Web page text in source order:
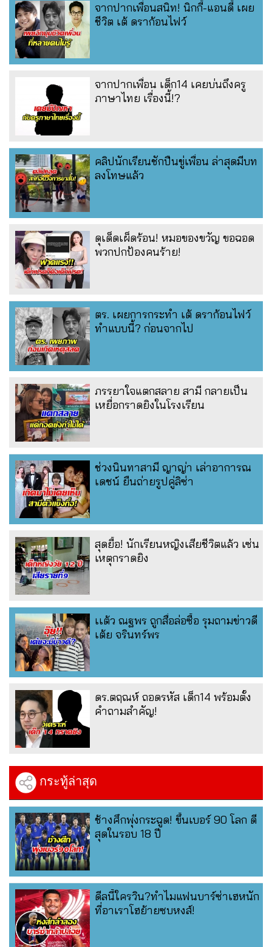
จากปากเพื่อนสนิท! นิกกี้-แอนดี้ เผย
ชีวิต เต้ ดราก้อนไฟว์
จากปากเพื่อน เด็ก14 เคยบ่นถึงครู
ภาษาไทย เรื่องนี้!?
คลิปนักเรียนชักปืนขู่เพื่อน ล่าสุดมีบท
ลงโทษแล้ว
ดุเด็ดเผ็ดร้อน! หมอของขวัญ ขอฉอด
พวกปกป้องคนร้าย!
ตร. เผยการกระทำ เต้ ดราก้อนไฟว์
ทำแบบนี้? ก่อนจากไป
ภรรยาใจแตกสลาย สามี กลายเป็น
เหยื่อกราดยิงในโรงเรียน
ช่วงนินทาสามี ญาญ่า เล่าอาการณ
เดชน์ ยืนถ่ายรูปคู่ลิซ่า
สุดยื้อ! นักเรียนหญิงเสียชีวิตแล้ว เซ่น
เหตุกราดยิง
เเต้ว ณฐพร ถูกสื่อล่อซื้อ รุมถามข่าวดี
เต้ย จรินทร์พร
ดร.ตฤณห์ ถอดรหัส เด็ก14 พร้อมตั้ง
คำถามสำคัญ!
กระทู้ล่าสุด
ช้างศึกพุ่งกระฉูด! ขึ้นเบอร์ 90 โลก ดี
สุดในรอบ 18 ปี
ดีลนี้ใครวิน?ทำไมแฟนบาร์ซ่าเฮหนัก
ที่อาเราโฮย้ายซบหงส์!